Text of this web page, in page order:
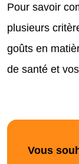
Pour savoir
plusieurs
goûts en
de santé et
Vous